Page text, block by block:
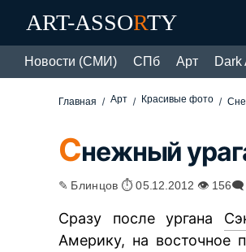
ART-ASSORTY
Новости (СМИ) СПб Арт Dark
Главная Арт Красивые фото
Снежный
✎ Блинцов ⏱ 05.12.2012 👁 156🗨
Сразу после ургана
Америку, на восточное